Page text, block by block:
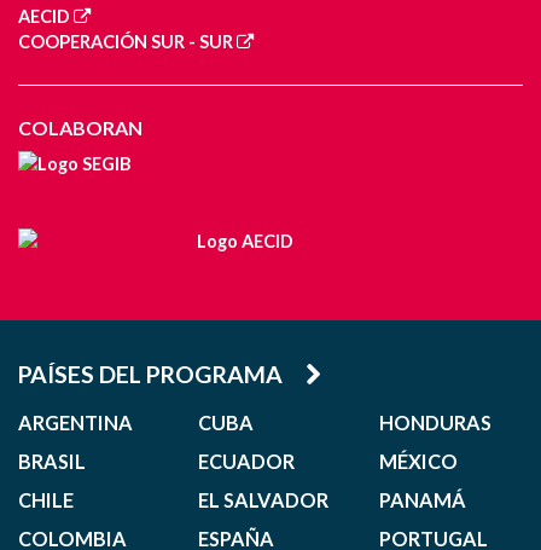
AECID
COOPERACIÓN SUR - SUR
COLABORAN
PAÍSES DEL PROGRAMA
ARGENTINA
BRASIL
CHILE
COLOMBIA
CUBA
ECUADOR
EL SALVADOR
ESPAÑA
HONDURAS
MÉXICO
PANAMÁ
PORTUGAL